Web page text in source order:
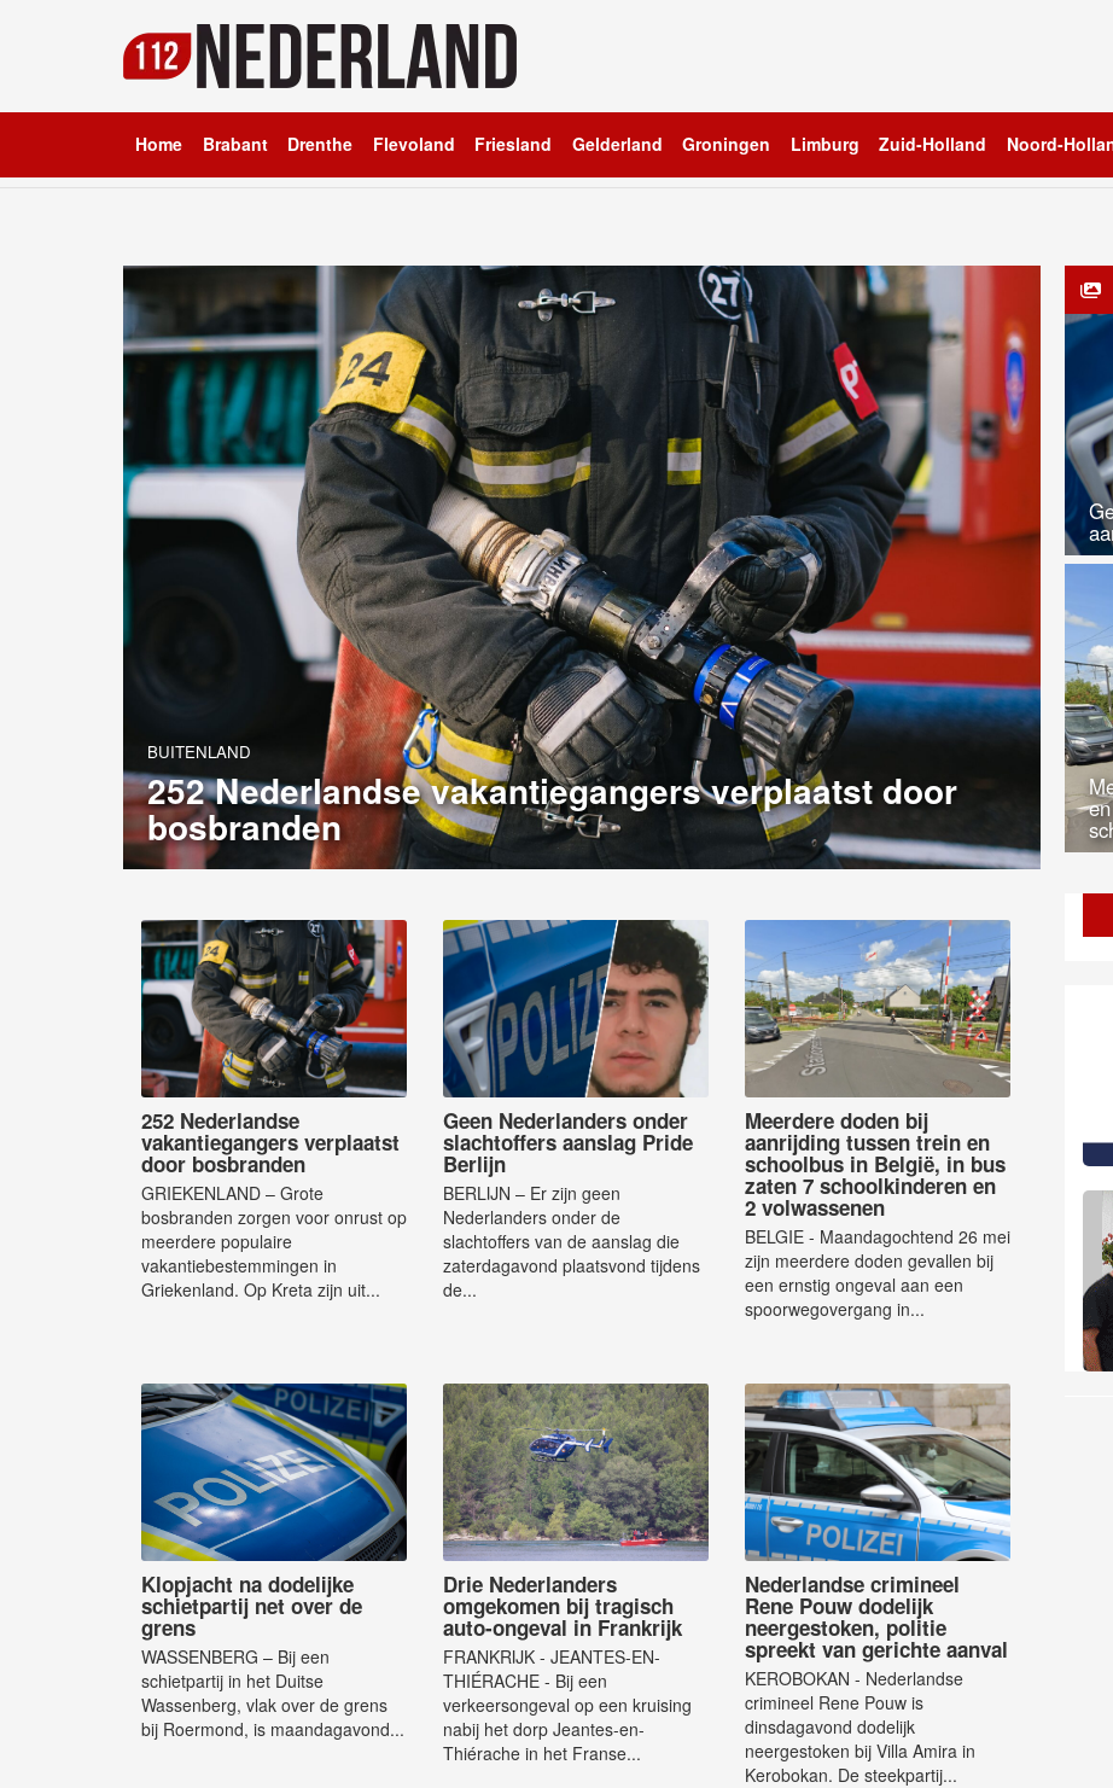
Home Brabant Drenthe Flevoland Friesland Gelderland Groningen Limburg Zuid-Holland Noord-
BUITENLAND
252 Nederlandse vakantiegangers verplaatst door
bosbranden
252 Nederlandse
vakantiegangers verplaatst
door bosbranden
GRIEKENLAND – Grote
bosbranden zorgen voor onrust op
meerdere populaire
vakantiebestemmingen in
Griekenland. Op Kreta zijn uit...
Geen Nederlanders onder
slachtoffers aanslag Pride
Berlijn
BERLIJN – Er zijn geen
Nederlanders onder de
slachtoffers van de aanslag die
zaterdagavond plaatsvond tijdens
de...
Meerdere doden bij
aanrijding tussen trein en
schoolbus in België, in bus
zaten 7 schoolkinderen en
2 volwassenen
BELGIE - Maandagochtend 26 mei
zijn meerdere doden gevallen bij
een ernstig ongeval aan een
spoorwegovergang in...
Klopjacht na dodelijke
schietpartij net over de
grens
WASSENBERG – Bij een
schietpartij in het Duitse
Wassenberg, vlak over de grens
bij Roermond, is maandagavond...
Drie Nederlanders
omgekomen bij tragisch
auto-ongeval in Frankrijk
FRANKRIJK - JEANTES-EN-
THIÉRACHE - Bij een
verkeersongeval op een kruising
nabij het dorp Jeantes-en-
Thiérache in het Franse...
Nederlandse crimineel
Rene Pouw dodelijk
neergestoken, politie
spreekt van gerichte aanval
KEROBOKAN - Nederlandse
crimineel Rene Pouw is
dinsdagavond dodelijk
neergestoken bij Villa Amira in
Kerobokan. De steekpartij...